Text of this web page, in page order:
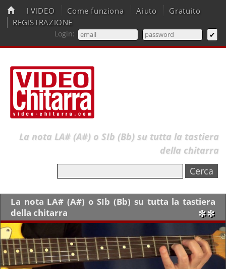
I VIDEO Come funziona Aiuto
Gratuito
REGISTRAZIONE
Login:
La nota LA# (A#) o SIb (Bb) su tutta la tastiera
della chitarra
La nota LA# (A#) o SIb (Bb) su tutta la tastiera
della chitarra
✼✼